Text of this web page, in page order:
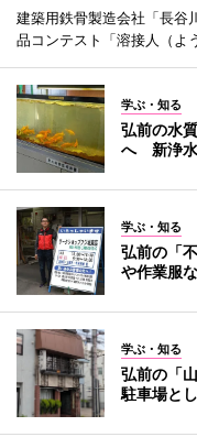
建築用鉄骨製造会社「長谷
品コンテスト「溶接人（よ
学ぶ・知る
弘前の水
へ 新浄水
学ぶ・知る
弘前の「
や作業服
学ぶ・知る
弘前の「
駐車場と